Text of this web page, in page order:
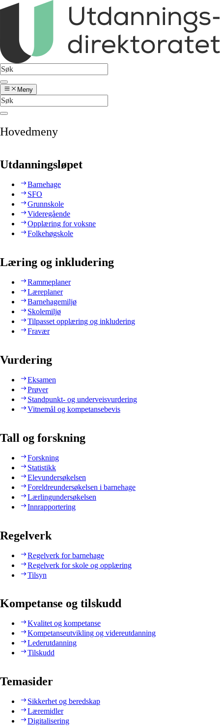
Meny
Hovedmeny
Utdanningsløpet
Barnehage
SFO
Grunnskole
Videregående
Opplæring for voksne
Folkehøgskole
Læring og inkludering
Rammeplaner
Læreplaner
Barnehagemiljø
Skolemiljø
Tilpasset opplæring og inkludering
Fravær
Vurdering
Eksamen
Prøver
Standpunkt- og underveisvurdering
Vitnemål og kompetansebevis
Tall og forskning
Forskning
Statistikk
Elevundersøkelsen
Foreldreundersøkelsen i barnehage
Lærlingundersøkelsen
Innrapportering
Regelverk
Regelverk for barnehage
Regelverk for skole og opplæring
Tilsyn
Kompetanse og tilskudd
Kvalitet og kompetanse
Kompetanseutvikling og videreutdanning
Lederutdanning
Tilskudd
Temasider
Sikkerhet og beredskap
Læremidler
Digitalisering